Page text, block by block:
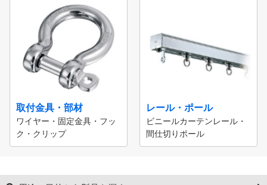
取付金具・部材
ワイヤー・固定金具・フッ
ク・クリップ
レール・ポール
ビニールカーテンレール・
間仕切りポール